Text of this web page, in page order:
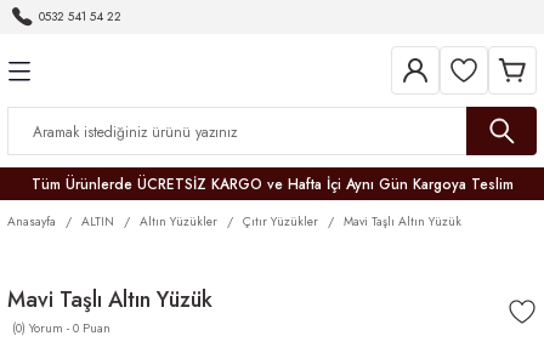
0532 541 54 22
Tüm Ürünlerde ÜCRETSİZ KARGO ve Hafta İçi Aynı Gün Kargoya Teslim
Anasayfa ALTIN Altın Yüzükler Çıtır Yüzükler Mavi Taşlı Altın Yüzük
Mavi Taşlı Altın Yüzük
(0) Yorum - 0 Puan